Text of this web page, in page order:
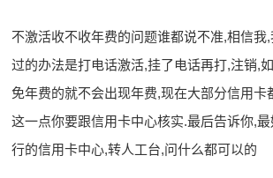
不激活收不收年费的问题谁都说不准,相信我
过的办法是打电话激活,挂了电话再打,注销,
免年费的就不会出现年费,现在大部分信用卡
这一点你要跟信用卡中心核实.最后告诉你,
行的信用卡中心,转人工台,问什么都可以的